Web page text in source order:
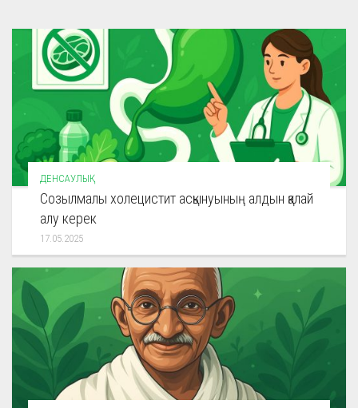
ДЕНСАУЛЫҚ
Созылмалы холецистит асқынуының алдын қалай
алу керек
17.05.2025